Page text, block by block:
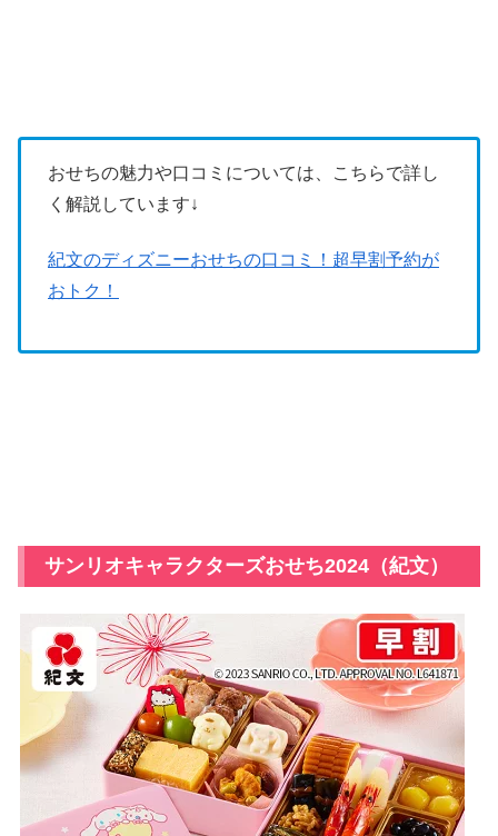
おせちの魅力や口コミについては、こちらで詳し
く解説しています↓
紀文のディズニーおせちの口コミ！超早割予約が
おトク！
サンリオキャラクターズおせち2024（紀文）